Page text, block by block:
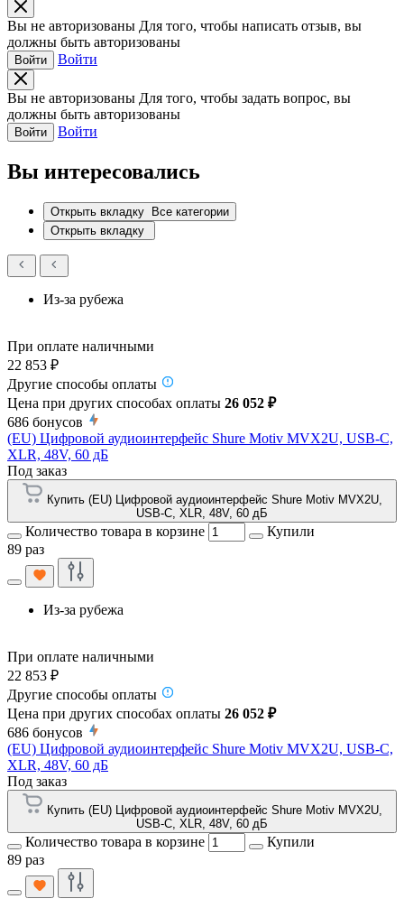
Вы не авторизованы Для того, чтобы написать отзыв, вы
должны быть авторизованы
Войти Войти
Вы не авторизованы Для того, чтобы задать вопрос, вы
должны быть авторизованы
Войти Войти
Вы интересовались
Открыть вкладку Все категории
Открыть вкладку
Из-за рубежа
При оплате наличными
22 853 ₽
Другие способы оплаты
Цена при других способах оплаты 26 052 ₽
686 бонусов
(EU) Цифровой аудиоинтерфейс Shure Motiv MVX2U, USB-C,
XLR, 48V, 60 дБ
Под заказ
Купить (EU) Цифровой аудиоинтерфейс Shure Motiv MVX2U,
USB-C, XLR, 48V, 60 дБ
Количество товара в корзине
Купили
89 раз
Из-за рубежа
При оплате наличными
22 853 ₽
Другие способы оплаты
Цена при других способах оплаты 26 052 ₽
686 бонусов
(EU) Цифровой аудиоинтерфейс Shure Motiv MVX2U, USB-C,
XLR, 48V, 60 дБ
Под заказ
Купить (EU) Цифровой аудиоинтерфейс Shure Motiv MVX2U,
USB-C, XLR, 48V, 60 дБ
Количество товара в корзине
Купили
89 раз